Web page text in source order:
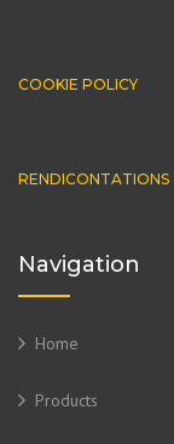
COOKIE POLICY
RENDICONTATIONS
Navigation
Home
Products